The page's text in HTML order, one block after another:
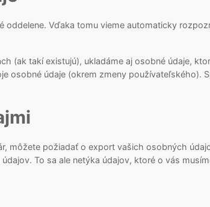
oddelene. Vďaka tomu vieme automaticky
(ak takí existujú), ukladáme aj osobné údaje,
osobné údaje (okrem zmeny používateľského).
môžete požiadať o export vašich osobných
To sa ale netýka údajov, ktoré o vás